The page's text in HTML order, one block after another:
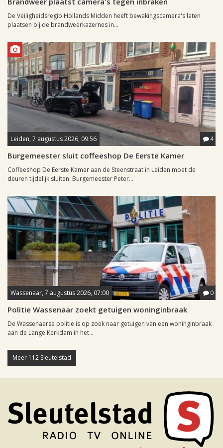
De Veiligheidsregio Hollands Midden heeft bewakingscamera's laten
plaatsen bij de brandweerkazernes in...
Leiden, 7 augustus 2026, 09:56 4
Burgemeester sluit coffeeshop De Eerste Kamer
Coffeeshop De Eerste Kamer aan de Steenstraat in Leiden moet de
deuren tijdelijk sluiten. Burgemeester Peter...
Wassenaar, 7 augustus 2026, 07:00 0
Politie Wassenaar zoekt getuigen woninginbraak
De Wassenaarse politie is op zoek naar getuigen van een woninginbraak
aan de Lange Kerkdam in het...
Meer 112 Sleutelstad